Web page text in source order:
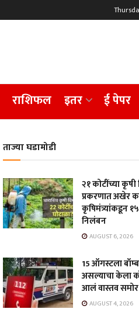
राशिफल इतर ई पेपर
ताज्या घडामोडी
२१ कोटींच्या कृषी
प्रकरणात अखेर
कृषिमंत्र्यांकडून
निलंबन
AUGUST 6, 2026
15 ऑगस्टला
असल्याचा केला
आलं वास्तव समोर
AUGUST 4, 2026